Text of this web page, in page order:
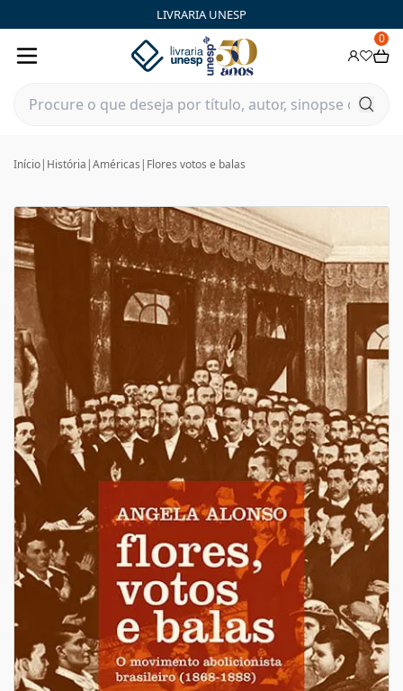
LIVRARIA UNESP
0
Início| História |Américas | Flores votos e balas